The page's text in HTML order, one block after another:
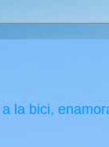
la bici,